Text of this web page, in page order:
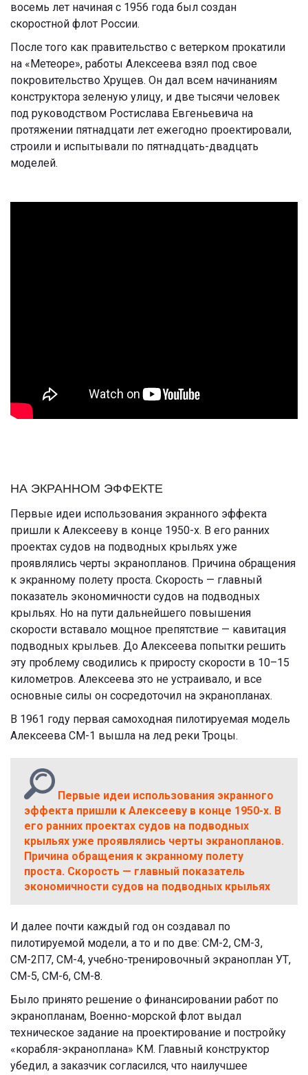
восемь лет начиная с 1956 года был создан
скоростной флот России.
После того как правительство с ветерком прокатили
на «Метеоре», работы Алексеева взял под свое
покровительство Хрущев. Он дал всем начинаниям
конструктора зеленую улицу, и две тысячи человек
под руководством Ростислава Евгеньевича на
протяжении пятнадцати лет ежегодно проектировали,
строили и испытывали по пятнадцать-двадцать
моделей.
НА ЭКРАННОМ ЭФФЕКТЕ
Первые идеи использования экранного эффекта
пришли к Алексееву в конце 1950-х. В его ранних
проектах судов на подводных крыльях уже
проявлялись черты экранопланов. Причина обращения
к экранному полету проста. Скорость — главный
показатель экономичности судов на подводных
крыльях. Но на пути дальнейшего повышения
скорости вставало мощное препятствие — кавитация
подводных крыльев. До Алексеева попытки решить
эту проблему сводились к приросту скорости в 10–15
километров. Алексеева это не устраивало, и все
основные силы он сосредоточил на экранопланах.
В 1961 году первая самоходная пилотируемая модель
Алексеева СМ-1 вышла на лед реки Троцы.
Первые идеи использования экранного
эффекта пришли к Алексееву в конце 1950-х. В
его ранних проектах судов на подводных
крыльях уже проявлялись черты экранопланов.
Причина обращения к экранному полету
проста. Скорость — главный показатель
экономичности судов на подводных крыльях
И далее почти каждый год он создавал по
пилотируемой модели, а то и по две: СМ-2, СМ-3,
СМ-2П7, СМ-4, учебно-тренировочный экраноплан УТ,
СМ-5, СМ-6, СМ-8.
Было принято решение о финансировании работ по
экранопланам, Военно-морской флот выдал
техническое задание на проектирование и постройку
«корабля-экраноплана» КМ. Главный конструктор
убедил, а заказчик согласился, что наилучшее